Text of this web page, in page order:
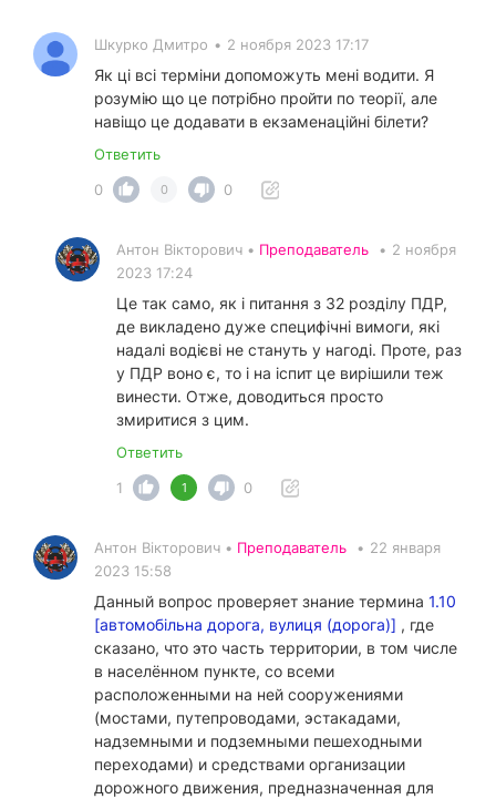
Шкурко Дмитро • 2 ноября 2023 17:17
Як ці всі терміни допоможуть мені водити. Я
розумію що це потрібно пройти по теорії, але
навіщо це додавати в екзаменаційні білети?
Ответить
0
0 0
Антон Вікторович • Преподаватель • 2 ноября
2023 17:24
Це так само, як і питання з 32 розділу ПДР,
де викладено дуже специфічні вимоги, які
надалі водієві не стануть у нагоді. Проте, раз
у ПДР воно є, то і на іспит це вирішили теж
винести. Отже, доводиться просто
змиритися з цим.
Ответить
1
1 0
Антон Вікторович • Преподаватель • 22 января
2023 15:58
Данный вопрос проверяет знание термина 1.10
[автомобільна дорога, вулиця (дорога)] , где
сказано, что это часть территории, в том числе
в населённом пункте, со всеми
расположенными на ней сооружениями
(мостами, путепроводами, эстакадами,
надземными и подземными пешеходными
переходами) и средствами организации
дорожного движения, предназначенная для